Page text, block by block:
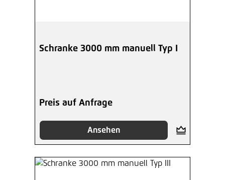
Schranke 3000 mm manuell Typ I
Preis auf Anfrage
Ansehen